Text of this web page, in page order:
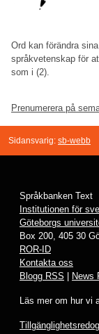
Ord kan förändra
språkvetenskap för
som i (2).
Prenumerera på
Sidansvarig: sb-webb
Språkbanken Text
Institutionen för
Göteborgs
Box 200, 405 30
ROR-ID
Kontakta oss
Blogg RSS
News
Läs mer om hur vi